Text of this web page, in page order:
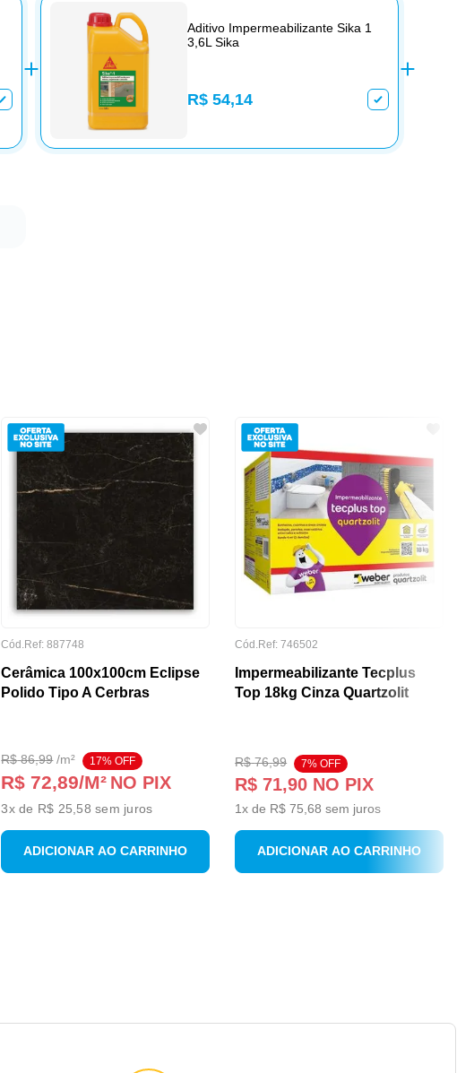
Aditivo Impermeabilizante Sika 1
3,6L Sika
R$ 54,14
Cód.Ref:887748
Cerâmica 100x100cm Eclipse
Polido Tipo A Cerbras
R$ 86,99/m² 17% OFF
R$ 72,89/M² NO PIX
3x de R$ 25,58 sem juros
ADICIONAR AO CARRINHO
Cód.Ref:746502
Impermeabilizante Tecplus
Top 18kg Cinza Quartzolit
R$ 76,99 7% OFF
R$ 71,90 NO PIX
1x de R$ 75 ,68 sem juros
ADICIONAR AO CARRINHO